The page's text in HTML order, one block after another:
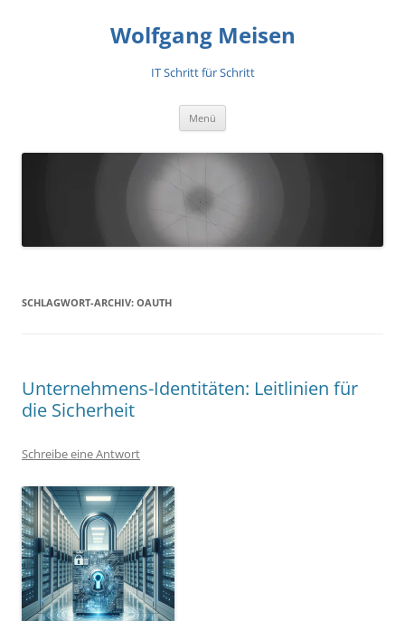
Wolfgang Meisen
IT Schritt für Schritt
Menü
SCHLAGWORT-ARCHIV: OAUTH
Unternehmens-Identitäten: Leitlinien für
die Sicherheit
Schreibe eine Antwort